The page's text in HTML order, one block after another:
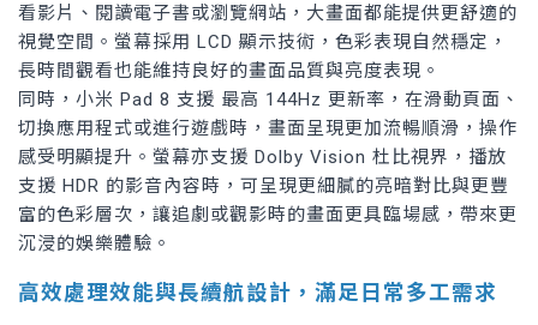
看影片、閱讀電子書或瀏覽網站，大畫面都能提供更舒適的
視覺空間。螢幕採用 LCD 顯示技術，色彩表現自然穩定，
長時間觀看也能維持良好的畫面品質與亮度表現。
同時，小米 Pad 8 支援 最高 144Hz 更新率，在滑動頁面、
切換應用程式或進行遊戲時，畫面呈現更加流暢順滑，操作
感受明顯提升。螢幕亦支援 Dolby Vision 杜比視界，播放
支援 HDR 的影音內容時，可呈現更細膩的亮暗對比與更豐
富的色彩層次，讓追劇或觀影時的畫面更具臨場感，帶來更
沉浸的娛樂體驗。
高效處理效能與長續航設計，滿足日常多工需求